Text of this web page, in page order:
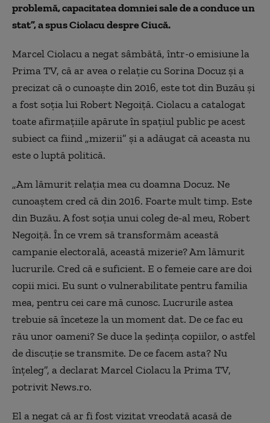
problemă, capacitatea domniei sale de a conduce un
stat”, a spus Ciolacu despre Ciucă.
Marcel Ciolacu a negat sâmbătă, într-o emisiune la
Prima TV, că ar avea o relaţie cu Sorina Docuz şi a
precizat că o cunoaşte din 2016, este tot din Buzău şi
a fost soţia lui Robert Negoiţă. Ciolacu a catalogat
toate afirmaţiile apărute în spaţiul public pe acest
subiect ca fiind „mizerii” şi a adăugat că aceasta nu
este o luptă politică.
„Am lămurit relaţia mea cu doamna Docuz. Ne
cunoaştem cred că din 2016. Foarte mult timp. Este
din Buzău. A fost soţia unui coleg de-al meu, Robert
Negoiţă. În ce vrem să transformăm această
campanie electorală, această mizerie? Am lămurit
lucrurile. Cred că e suficient. E o femeie care are doi
copii mici. Eu sunt o vulnerabilitate pentru familia
mea, pentru cei care mă cunosc. Lucrurile astea
trebuie să înceteze la un moment dat. De ce fac eu
rău unor oameni? Se duce la şedinţa copiilor, o astfel
de discuţie se transmite. De ce facem asta? Nu
înţeleg”, a declarat Marcel Ciolacu la Prima TV,
potrivit News.ro.
El a negat că ar fi fost vizitat vreodată acasă de